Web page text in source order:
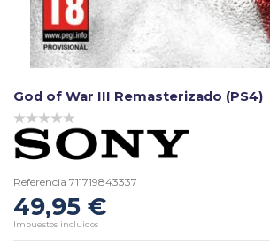
God of War III Remasterizado (PS4)
Referencia 711719843337
49,95 €
Impuestos incluidos